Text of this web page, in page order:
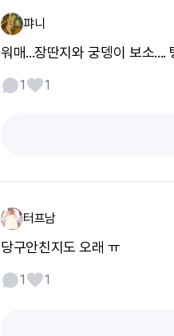
퍄니
워매...장딴지와 궁뎅이 보소
1 1
터프남
당구안친지도 오래 ㅠ
1 1